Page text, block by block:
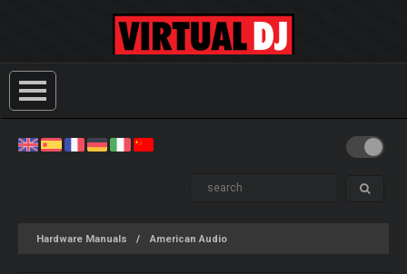
Hardware Manuals American Audio